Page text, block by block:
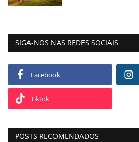
SIGA-NOS NAS REDES SOCIAIS
Facebook
Tiktok
POSTS RECOMENDADOS